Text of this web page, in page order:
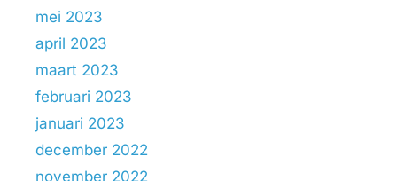
mei 2023
april 2023
maart 2023
februari 2023
januari 2023
december 2022
november 2022